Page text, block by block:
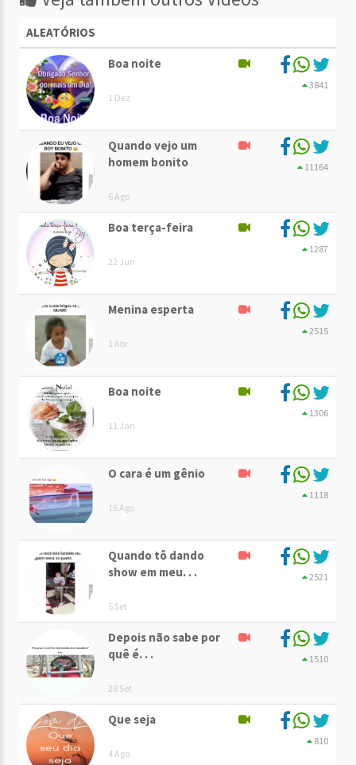
ALEATÓRIOS
Boa noite
1 Dez
3841
Quando vejo um
homem bonito
6 Ago
11164
Boa terça-feira
22 Jun
1287
Menina esperta
1 Abr
2515
Boa noite
11 Jan
1306
O cara é um gênio
16 Ago
1118
Quando tô dando
show em meu. . .
5 Set
2521
Depois não sabe por
quê é. . .
28 Set
1510
Que seja
4 Ago
810